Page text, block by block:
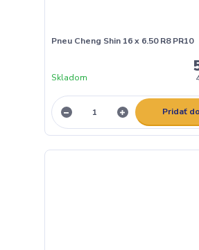
Pneu Cheng Shin 16 x 6.50 R8 PR10
Skladom
Pridať